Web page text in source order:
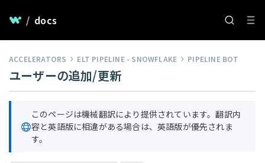
/ docs
ACCELERATORS ELT PIPELINE - SNOWFLAKE PIPELINE BOT
ユーザーの追加/更新
このページは機械翻訳により提供されています。翻訳内
容と英語版に相違がある場合は、英語版が優先されま
す。